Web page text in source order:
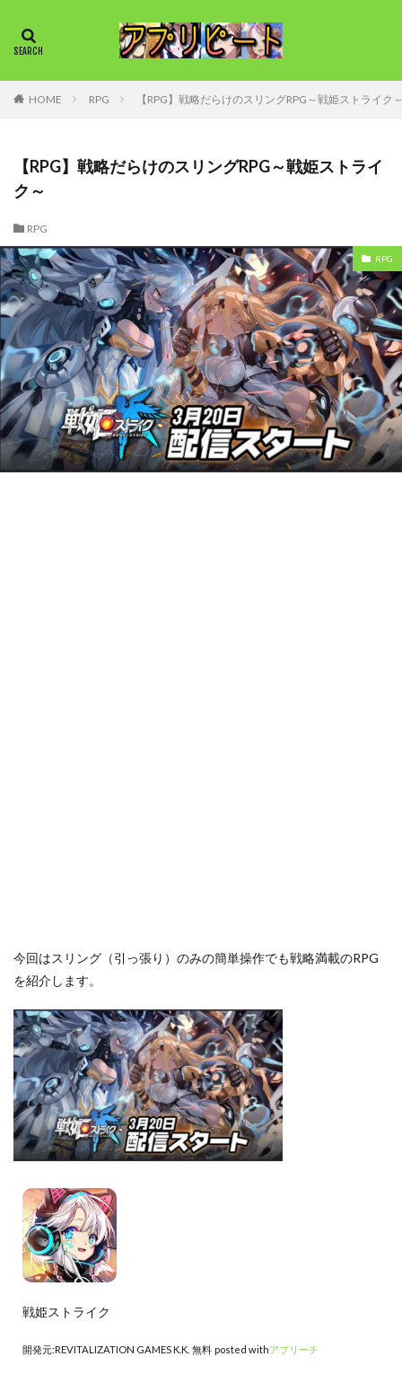
HOME RPG 【RPG】戦略だらけのスリングRPG～戦姫ストライク
【RPG】戦略だらけのスリングRPG～戦姫ストライ
ク～
RPG
RPG
今回はスリング（引っ張り）のみの簡単操作でも戦略満載のRPG
を紹介します。
戦姫ストライク
開発元:REVITALIZATION GAMES K.K. 無料 posted withアプリーチ